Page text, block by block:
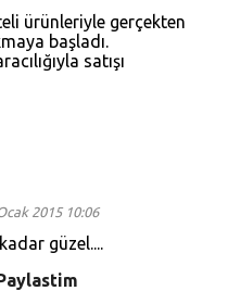
ürünleriyle gerçekten
başladı.
satışı
2015 10:06
güzel....